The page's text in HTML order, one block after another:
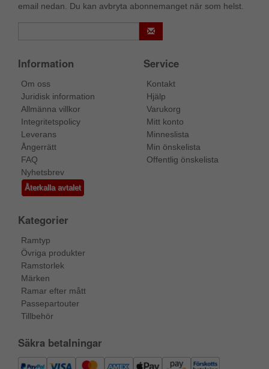
email nedan. Du kan avbryta abonnemanget när som helst.
Information
Om oss
Juridisk information
Allmänna villkor
Integritetspolicy
Leverans
Ångerrätt
FAQ
Nyhetsbrev
Återkalla avtalet
Service
Kontakt
Hjälp
Varukorg
Mitt konto
Minneslista
Min önskelista
Offentlig önskelista
Kategorier
Ramtyp
Övriga produkter
Ramstorlek
Märken
Ramar efter mått
Passepartouter
Tillbehör
Säkra betalningar